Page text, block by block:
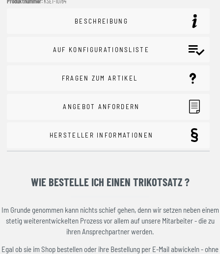
BESCHREIBUNG
AUF KONFIGURATIONSLISTE
FRAGEN ZUM ARTIKEL
ANGEBOT ANFORDERN
HERSTELLER INFORMATIONEN
WIE BESTELLE ICH EINEN TRIKOTSATZ ?
Im Grunde genommen kann nichts schief gehen, denn wir setzen neben einem
stetig weiterentwickelten Prozess vor allem auf unsere Mitarbeiter - die zu
ihren Ansprechpartner werden.
Egal ob sie im Shop bestellen oder ihre Bestellung per E-Mail abwickeln - ohne